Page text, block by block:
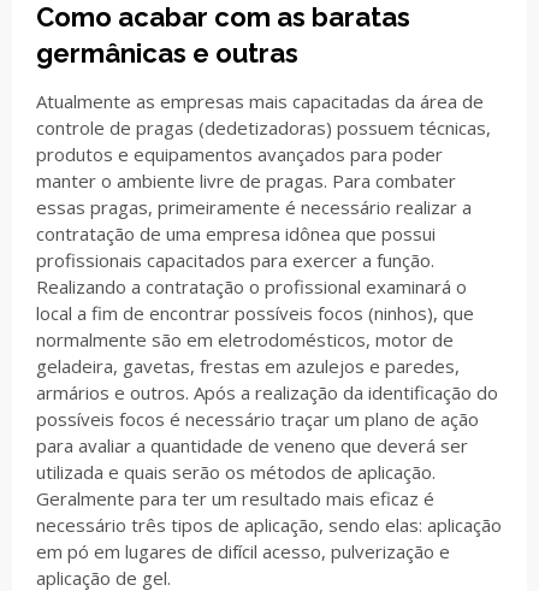
Como acabar com as baratas
germânicas e outras
Atualmente as empresas mais capacitadas da área de
controle de pragas (dedetizadoras) possuem técnicas,
produtos e equipamentos avançados para poder
manter o ambiente livre de pragas. Para combater
essas pragas, primeiramente é necessário realizar a
contratação de uma empresa idônea que possui
profissionais capacitados para exercer a função.
Realizando a contratação o profissional examinará o
local a fim de encontrar possíveis focos (ninhos), que
normalmente são em eletrodomésticos, motor de
geladeira, gavetas, frestas em azulejos e paredes,
armários e outros. Após a realização da identificação do
possíveis focos é necessário traçar um plano de ação
para avaliar a quantidade de veneno que deverá ser
utilizada e quais serão os métodos de aplicação.
Geralmente para ter um resultado mais eficaz é
necessário três tipos de aplicação, sendo elas: aplicação
em pó em lugares de difícil acesso, pulverização e
aplicação de gel.